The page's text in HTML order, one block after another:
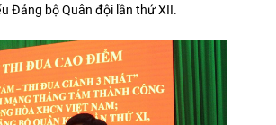
Đảng bộ Quân đội lần thứ XII.